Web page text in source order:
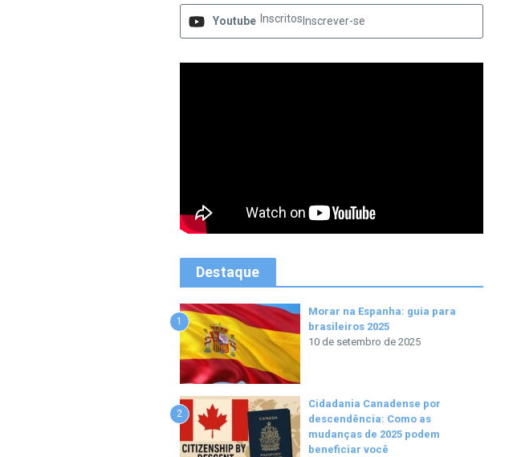
Youtube Inscritos Inscrever-se
Destaque
1
Morar na Espanha: guia para
brasileiros 2025
10 de setembro de 2025
2
Cidadania Canadense por
descendência: Como as
mudanças de 2025 podem
beneficiar você